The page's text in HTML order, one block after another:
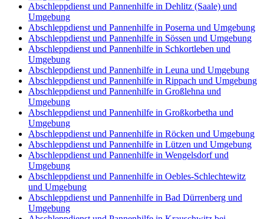
Abschleppdienst und Pannenhilfe in Dehlitz (Saale) und
Umgebung
Abschleppdienst und Pannenhilfe in Poserna und Umgebung
Abschleppdienst und Pannenhilfe in Sössen und Umgebung
Abschleppdienst und Pannenhilfe in Schkortleben und
Umgebung
Abschleppdienst und Pannenhilfe in Leuna und Umgebung
Abschleppdienst und Pannenhilfe in Rippach und Umgebung
Abschleppdienst und Pannenhilfe in Großlehna und
Umgebung
Abschleppdienst und Pannenhilfe in Großkorbetha und
Umgebung
Abschleppdienst und Pannenhilfe in Röcken und Umgebung
Abschleppdienst und Pannenhilfe in Lützen und Umgebung
Abschleppdienst und Pannenhilfe in Wengelsdorf und
Umgebung
Abschleppdienst und Pannenhilfe in Oebles-Schlechtewitz
und Umgebung
Abschleppdienst und Pannenhilfe in Bad Dürrenberg und
Umgebung